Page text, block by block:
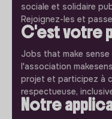
sociale et solidaire
Rejoignez-les et
C'est votre
Jobs that make
l'association
projet et participez à
respectueuse,
Notre